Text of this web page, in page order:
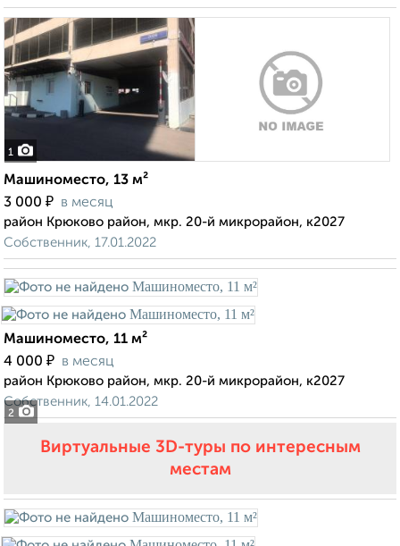
1
Машиноместо, 13 м²
3 000 ₽ в месяц
район Крюково район, мкр. 20-й микрорайон, к2027
Собственник, 17.01.2022
2
Машиноместо, 11 м²
4 000 ₽ в месяц
район Крюково район, мкр. 20-й микрорайон, к2027
Собственник, 14.01.2022
Виртуальные 3D-туры по интересным
местам